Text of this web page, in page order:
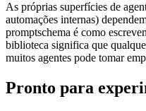
As próprias superfícies de
automações internas)
promptschema é como
biblioteca significa que
muitos agentes pode tomar
Pronto para